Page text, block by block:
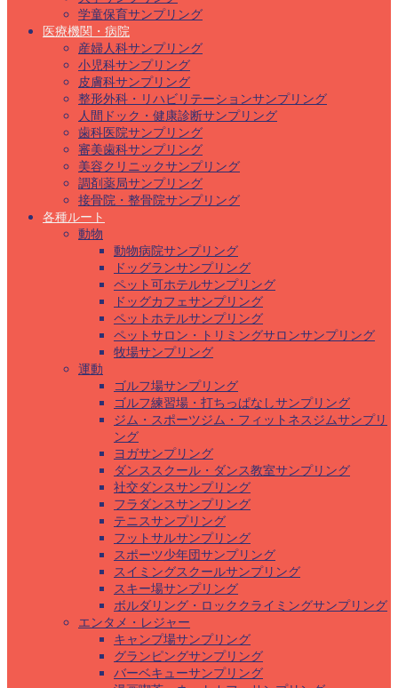
学童保育サンプリング
医療機関・病院
産婦人科サンプリング
小児科サンプリング
皮膚科サンプリング
整形外科・リハビリテーションサンプリング
人間ドック・健康診断サンプリング
歯科医院サンプリング
審美歯科サンプリング
美容クリニックサンプリング
調剤薬局サンプリング
接骨院・整骨院サンプリング
各種ルート
動物
動物病院サンプリング
ドッグランサンプリング
ペット可ホテルサンプリング
ドッグカフェサンプリング
ペットホテルサンプリング
ペットサロン・トリミングサロンサンプリング
牧場サンプリング
運動
ゴルフ場サンプリング
ゴルフ練習場・打ちっぱなしサンプリング
ジム・スポーツジム・フィットネスジムサンプリ
ング
ヨガサンプリング
ダンススクール・ダンス教室サンプリング
社交ダンスサンプリング
フラダンスサンプリング
テニスサンプリング
フットサルサンプリング
スポーツ少年団サンプリング
スイミングスクールサンプリング
スキー場サンプリング
ボルダリング・ロッククライミングサンプリング
エンタメ・レジャー
キャンプ場サンプリング
グランピングサンプリング
バーベキューサンプリング